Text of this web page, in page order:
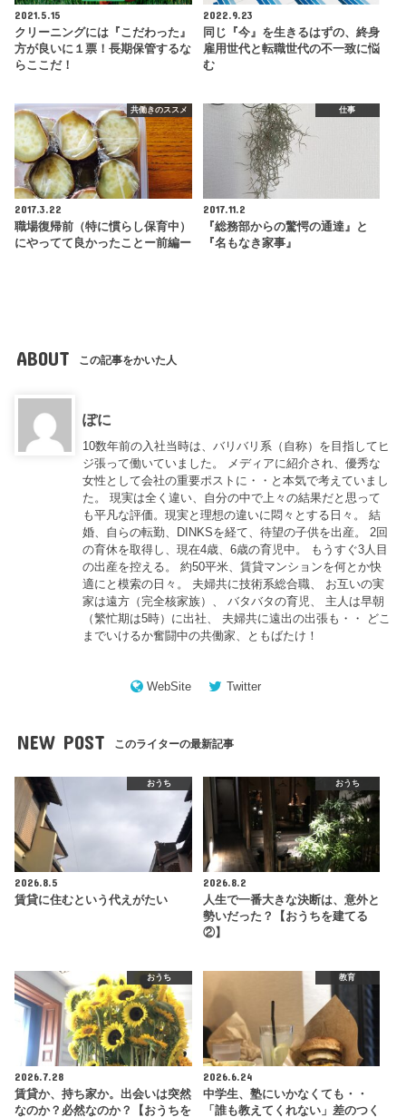
2021.5.15
クリーニングには『こだわった』
方が良いに１票！長期保管するな
らここだ！
2022.9.23
同じ『今』を生きるはずの、終身
雇用世代と転職世代の不一致に悩
む
共働きのススメ
2017.3.22
職場復帰前（特に慣らし保育中）
にやってて良かったことー前編ー
仕事
2017.11.2
『総務部からの驚愕の通達』と
『名もなき家事』
ABOUT この記事をかいた人
ぽに
10数年前の入社当時は、バリバリ系（自称）を目指してヒ
ジ張って働いていました。 メディアに紹介され、優秀な
女性として会社の重要ポストに・・と本気で考えていまし
た。 現実は全く違い、自分の中で上々の結果だと思って
も平凡な評価。現実と理想の違いに悶々とする日々。 結
婚、自らの転勤、DINKSを経て、待望の子供を出産。 2回
の育休を取得し、現在4歳、6歳の育児中。 もうすぐ3人目
の出産を控える。 約50平米、賃貸マンションを何とか快
適にと模索の日々。 夫婦共に技術系総合職、 お互いの実
家は遠方（完全核家族）、 バタバタの育児、 主人は早朝
（繁忙期は5時）に出社、 夫婦共に遠出の出張も・・ どこ
までいけるか奮闘中の共働家、ともばたけ！
WebSite Twitter
NEW POST このライターの最新記事
おうち
2026.8.5
賃貸に住むという代えがたい
おうち
2026.8.2
人生で一番大きな決断は、意外と
勢いだった？【おうちを建てる
②】
おうち
2026.7.28
賃貸か、持ち家か。出会いは突然
なのか？必然なのか？【おうちを
教育
2026.6.24
中学生、塾にいかなくても・・
「誰も教えてくれない」差のつく